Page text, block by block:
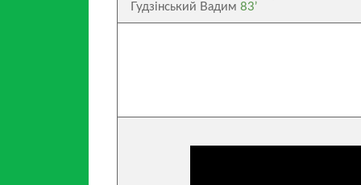
Гудзінський Вадим83’